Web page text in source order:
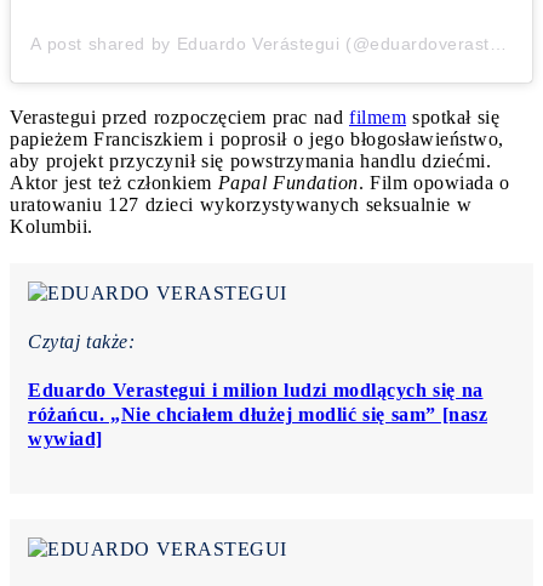
Verastegui przed rozpoczęciem prac nad filmem spotkał się
papieżem Franciszkiem i poprosił o jego błogosławieństwo,
aby projekt przyczynił się powstrzymania handlu dziećmi.
Aktor jest też członkiem Papal Fundation. Film opowiada o
uratowaniu 127 dzieci wykorzystywanych seksualnie w
Kolumbii.
Czytaj także:
Eduardo Verastegui i milion ludzi modlących się na
różańcu. „Nie chciałem dłużej modlić się sam” [nasz
wywiad]